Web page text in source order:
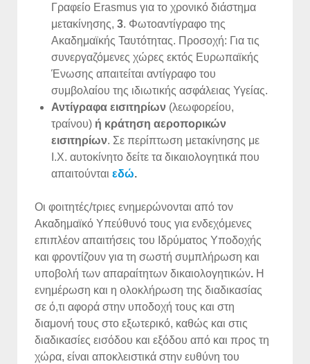
Γραφείο Erasmus για το χρονικό διάστημα
μετακίνησης, 3. Φωτοαντίγραφο της
Ακαδημαϊκής Ταυτότητας. Προσοχή: Για τις
συνεργαζόμενες χώρες εκτός Ευρωπαϊκής
Ένωσης απαιτείται αντίγραφο του
συμβολαίου της ιδιωτικής ασφάλειας Υγείας.
Αντίγραφα εισιτηρίων (λεωφορείου,
τραίνου) ή κράτηση αεροπορικών
εισιτηρίων. Σε περίπτωση μετακίνησης με
Ι.Χ. αυτοκίνητο δείτε τα δικαιολογητικά που
απαιτούνται εδώ.
Οι φοιτητές/τριες ενημερώνονται από τον
Ακαδημαϊκό Υπεύθυνό τους για ενδεχόμενες
επιπλέον απαιτήσεις του Ιδρύματος Υποδοχής
και φροντίζουν για τη σωστή συμπλήρωση και
υποβολή των απαραίτητων δικαιολογητικών. Η
ενημέρωση και η ολοκλήρωση της διαδικασίας
σε ό,τι αφορά στην υποδοχή τους και στη
διαμονή τους στο εξωτερικό, καθώς και στις
διαδικασίες εισόδου και εξόδου από και προς τη
χώρα, είναι αποκλειστικά στην ευθύνη του